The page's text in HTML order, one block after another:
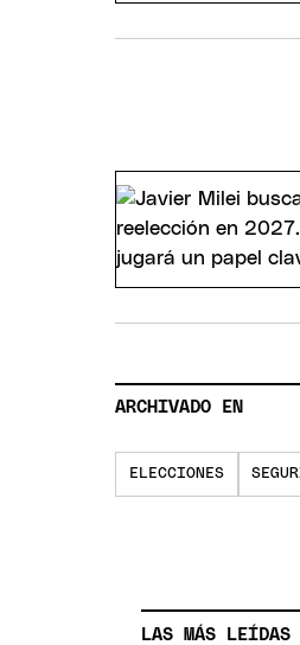
ARCHIVADO EN
ELECCIONES
LAS MÁS LEÍDAS